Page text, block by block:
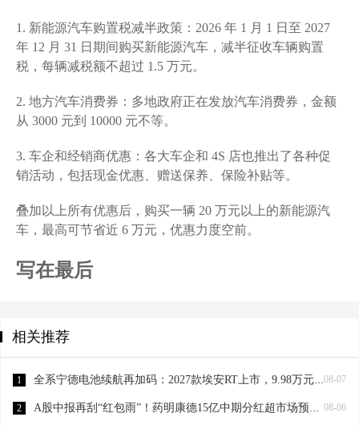
1. 新能源汽车购置税减半政策：2026 年 1 月 1 日至 2027
年 12 月 31 日期间购买新能源汽车，减半征收车辆购置
税，每辆减税额不超过 1.5 万元。
2. 地方汽车消费券：多地政府正在发放汽车消费券，金额
从 3000 元到 10000 元不等。
3. 车企和经销商优惠：各大车企和 4S 店也推出了各种促
销活动，包括现金优惠、赠送保养、保险补贴等。
叠加以上所有优惠后，购买一辆 20 万元以上的新能源汽
车，最高可节省近 6 万元，优惠力度空前。
写在最后
相关推荐
08-07
1 全系宁德电池续航再加码：2027款埃安RT上市，9.98万元起
08-06
2 A股中报再刮“红包雨”！药明康德15亿中期分红超市场预期锚定长期价值